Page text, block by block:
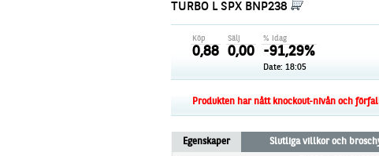
Unlimited Turbos
Stoppade & förfallna produkter
Realtidskurser
Kunskapscentra+
TURBO L SPX BNP238
Köp
0,88
Sälj
0,00
% idag
-91,29%
Date: 18:05
Produkten har nått knockout-nivån och
Egenskaper Slutliga villkor och